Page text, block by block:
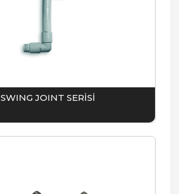
SWING JOINT SERİSİ